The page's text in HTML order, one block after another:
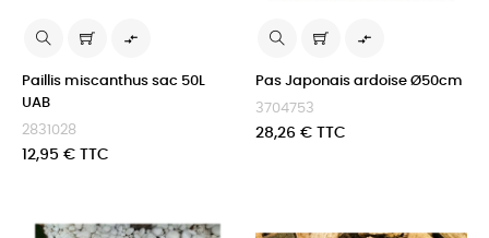

Paillis miscanthus sac 50L
UAB
2831028
Prix
12,95 € TTC

Pas Japonais ardoise Ø50cm
3704753
Prix
28,26 € TTC